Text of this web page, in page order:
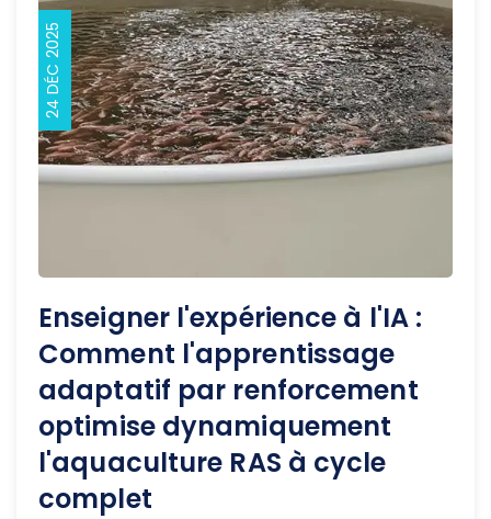
24 DÉC 2025
Enseigner l'expérience à l'IA :
Comment l'apprentissage
adaptatif par renforcement
optimise dynamiquement
l'aquaculture RAS à cycle
complet